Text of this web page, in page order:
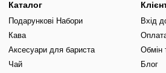
Каталог
Подарункові Набори
Кава
Аксесуари для бариста
Чай
Вхід
Обмін
Блог